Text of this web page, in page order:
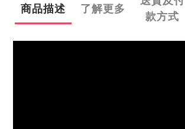
商品描述 了解更多
款方式